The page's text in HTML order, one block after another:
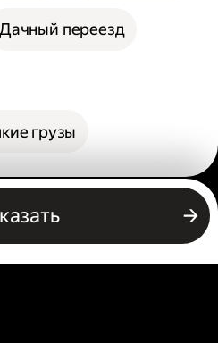
Дачный переезд
грузы
Россия